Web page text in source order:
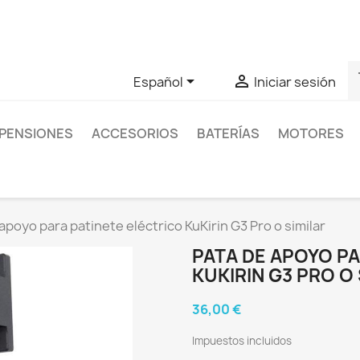
Español  Iniciar sesión
ACCESORIOS BATERÍAS MOTORES
para patinete eléctrico KuKirin G3 Pro o similar
PATA DE APOYO
KUKIRIN G3 PRO O
36,00 €
Impuestos incluidos